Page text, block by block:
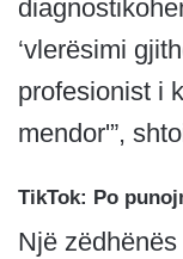
‘vlerësimi
profesionist i
mendor'”,
TikTok: Po
Një zëdhënës